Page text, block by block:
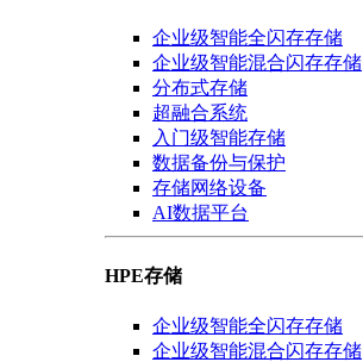
企业级智能全闪存存储
企业级智能混合闪存存储
分布式存储
超融合系统
入门级智能存储
数据备份与保护
存储网络设备
AI数据平台
HPE存储
企业级智能全闪存存储
企业级智能混合闪存存储